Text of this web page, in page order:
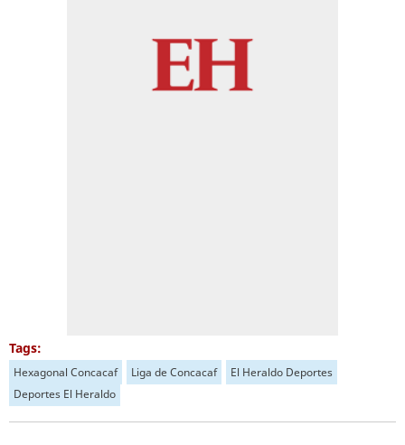
Tags:
Hexagonal Concacaf Liga de Concacaf
El Heraldo Deportes
Deportes El Heraldo